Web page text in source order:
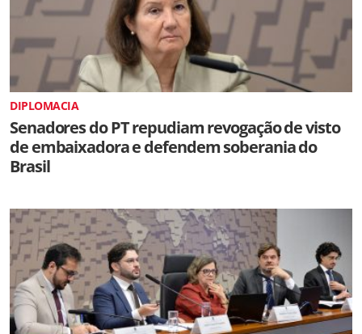
DIPLOMACIA
Senadores do PT repudiam revogação de visto
de embaixadora e defendem soberania do
Brasil